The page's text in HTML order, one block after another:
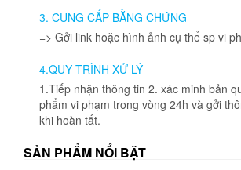
3. CUNG CẤP BẰNG CHỨNG
=> Gởi link hoặc hình ảnh cụ thể sp vi
4.QUY TRÌNH XỬ LÝ
1.Tiếp nhận thông tin 2. xác minh bản
phẩm vi phạm trong vòng 24h và gởi
khi hoàn tất.
SẢN PHẨM NỔI BẬT